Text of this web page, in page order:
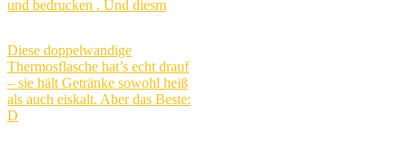
und bedrucken . Und diesm
Diese doppelwandige
Thermosflasche hat’s echt drauf
– sie hält Getränke sowohl heiß
als auch eiskalt. Aber das Beste:
D